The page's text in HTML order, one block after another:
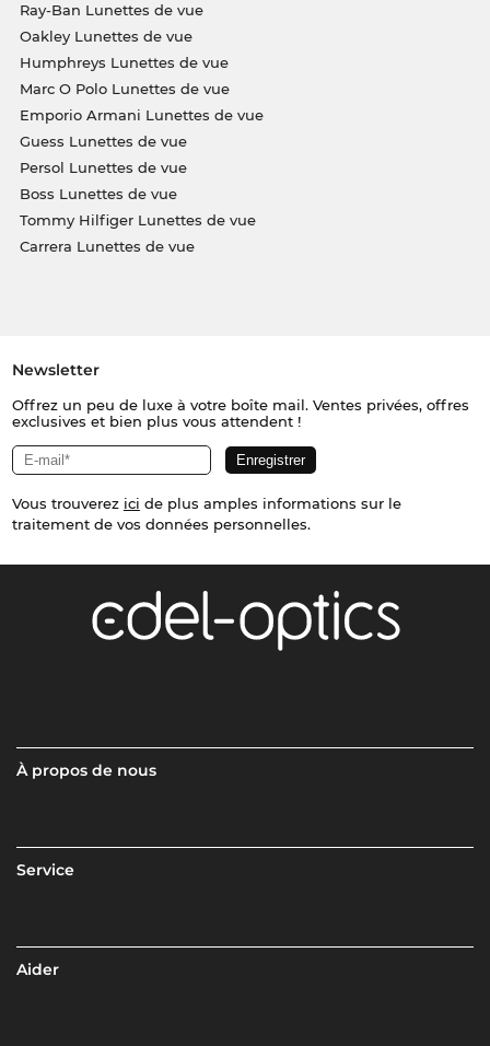
Ray-Ban Lunettes de vue
Oakley Lunettes de vue
Humphreys Lunettes de vue
Marc O Polo Lunettes de vue
Emporio Armani Lunettes de vue
Guess Lunettes de vue
Persol Lunettes de vue
Boss Lunettes de vue
Tommy Hilfiger Lunettes de vue
Carrera Lunettes de vue
Newsletter
Offrez un peu de luxe à votre boîte mail. Ventes privées, offres
exclusives et bien plus vous attendent !
Vous trouverez ici de plus amples informations sur le
traitement de vos données personnelles.
À propos de nous
Service
Aider